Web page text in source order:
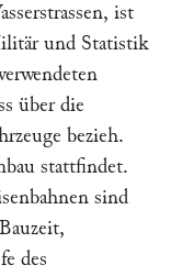
ist
und Statistik
über die
bezieh.
stattfindet.
sind
des